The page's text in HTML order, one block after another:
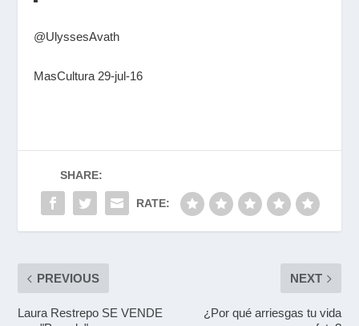
@UlyssesAvath
MasCultura 29-jul-16
SHARE:
RATE:
PREVIOUS
Laura Restrepo SE VENDE
NEXT
¿Por qué arriesgas tu vida